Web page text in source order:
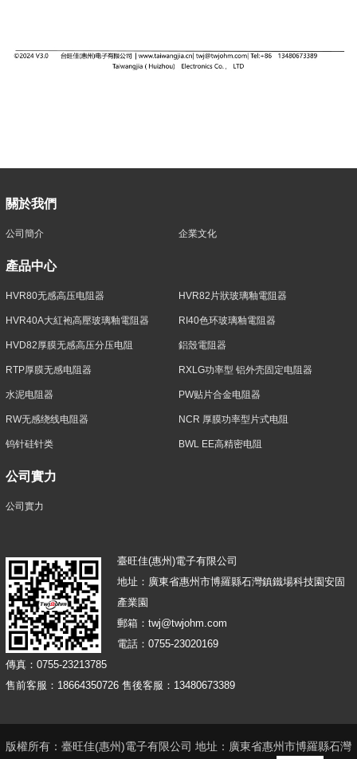
關於我們
公司簡介 企業文化
產品中心
HVR80无感高压电阻器 HVR82片狀玻璃釉電阻器
HVR40A大紅袍高壓玻璃釉電阻器 RI40色环玻璃釉電阻器
HVD82厚膜无感高压分压电阻 鋁殼電阻器
RTP厚膜无感电阻器 RXLG功率型 铝外壳固定电阻器
水泥电阻器 PW贴片合金电阻器
RW无感绕线电阻器 NCR 厚膜功率型片式电阻
钨针硅针类 BWL EE高精密电阻
公司實力
公司實力
臺旺佳(惠州)電子有限公司
地址：廣東省惠州市博羅縣石灣鎮鐵場科技園安固
產業園
郵箱：twj@twjohm.com
電話：0755-23020169
傳真：0755-23213785
售前客服：18664350726 售後客服：13480673389
版權所有：臺旺佳(惠州)電子有限公司 地址：廣東省惠州市博羅縣石灣